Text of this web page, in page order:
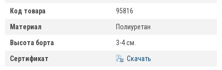
Код товара
95816
Материал
Полиуретан
Высота борта
3-4 см.
Сертификат
Скачать